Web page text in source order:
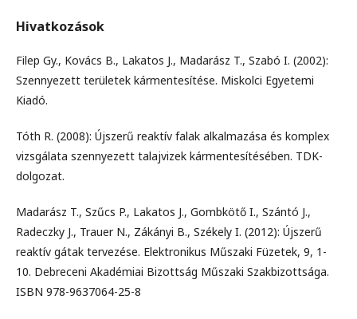
Hivatkozások
Filep Gy., Kovács B., Lakatos J., Madarász T., Szabó I. (2002):
Szennyezett területek kármentesítése. Miskolci Egyetemi
Kiadó.
Tóth R. (2008): Újszerű reaktív falak alkalmazása és komplex
vizsgálata szennyezett talajvizek kármentesítésében. TDK-
dolgozat.
Madarász T., Szűcs P., Lakatos J., Gombkötő I., Szántó J.,
Radeczky J., Trauer N., Zákányi B., Székely I. (2012): Újszerű
reaktív gátak tervezése. Elektronikus Műszaki Füzetek, 9, 1-
10. Debreceni Akadémiai Bizottság Műszaki Szakbizottsága.
ISBN 978-9637064-25-8